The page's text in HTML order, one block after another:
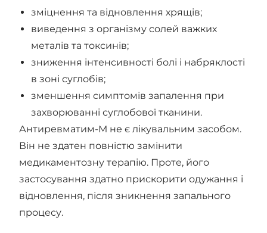
зміцнення та відновлення хрящів;
виведення з організму солей важких
металів та токсинів;
зниження інтенсивності болі і набряклості
в зоні суглобів;
зменшення симптомів запалення при
захворюванні суглобової тканини.
Антиревматим-М не є лікувальним засобом.
Він не здатен повністю замінити
медикаментозну терапію. Проте, його
застосування здатно прискорити одужання і
відновлення, після зникнення запального
процесу.